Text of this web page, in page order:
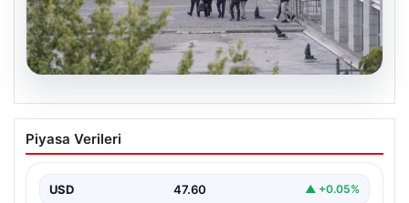
Etimesgut Belediye Soruşturmasında
Şok Gelişme: Başkan Yardımcısının
Etimesgut Belediyesi’nde yürütülen kapsamlı
Piyasa Verileri
USD 47.60 ▲ +0.05%